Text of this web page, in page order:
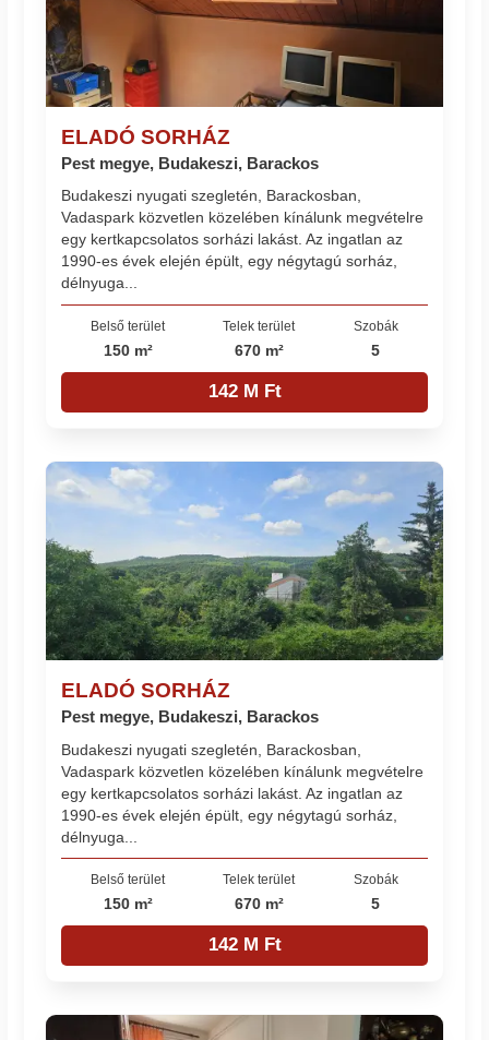
ELADÓ SORHÁZ
Pest megye, Budakeszi, Barackos
Budakeszi nyugati szegletén, Barackosban,
Vadaspark közvetlen közelében kínálunk megvételre
egy kertkapcsolatos sorházi lakást. Az ingatlan az
1990-es évek elején épült, egy négytagú sorház,
délnyuga...
Belső terület
150 m²
Telek terület
670 m²
Szobák
5
142 M Ft
ELADÓ SORHÁZ
Pest megye, Budakeszi, Barackos
Budakeszi nyugati szegletén, Barackosban,
Vadaspark közvetlen közelében kínálunk megvételre
egy kertkapcsolatos sorházi lakást. Az ingatlan az
1990-es évek elején épült, egy négytagú sorház,
délnyuga...
Belső terület
150 m²
Telek terület
670 m²
Szobák
5
142 M Ft